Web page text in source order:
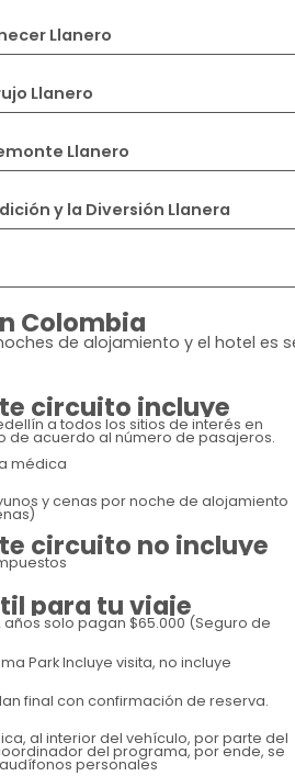
Llanero
Llanero
Llanero
y la Diversión Llanera
Colombia
de alojamiento y el hotel es
circuito incluye
a todos los sitios de interés en
de acuerdo al número de pasajeros.
médica
y cenas por noche de alojamiento
circuito no incluye
para tu viaje
solo pagan $65.000 (Seguro de
Park Incluye visita, no incluye
final con confirmación de reserva.
al interior del vehículo, por parte del
del programa, por ende, se
personales